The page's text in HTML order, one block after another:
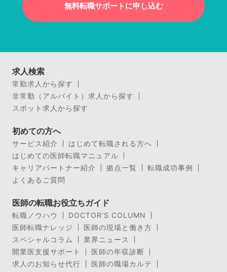
無料転職サポートに申し込む
求人検索
常勤求人から探す
非常勤（アルバイト）求人から探す
スポット求人から探す
初めての方へ
サービス紹介
はじめて転職される方へ
はじめての医師転職マニュアル
キャリアパートナー紹介
拠点一覧
転職成功事例
よくあるご質問
医師の転職お役立ちガイド
転職ノウハウ
DOCTOR’S COLUMN
医師転職ナレッジ
医師の現場と働き方
スペシャルコラム
業界ニュース
開業医支援サポート
医師の年収診断
求人のお知らせ代行
医師の職場カルテ